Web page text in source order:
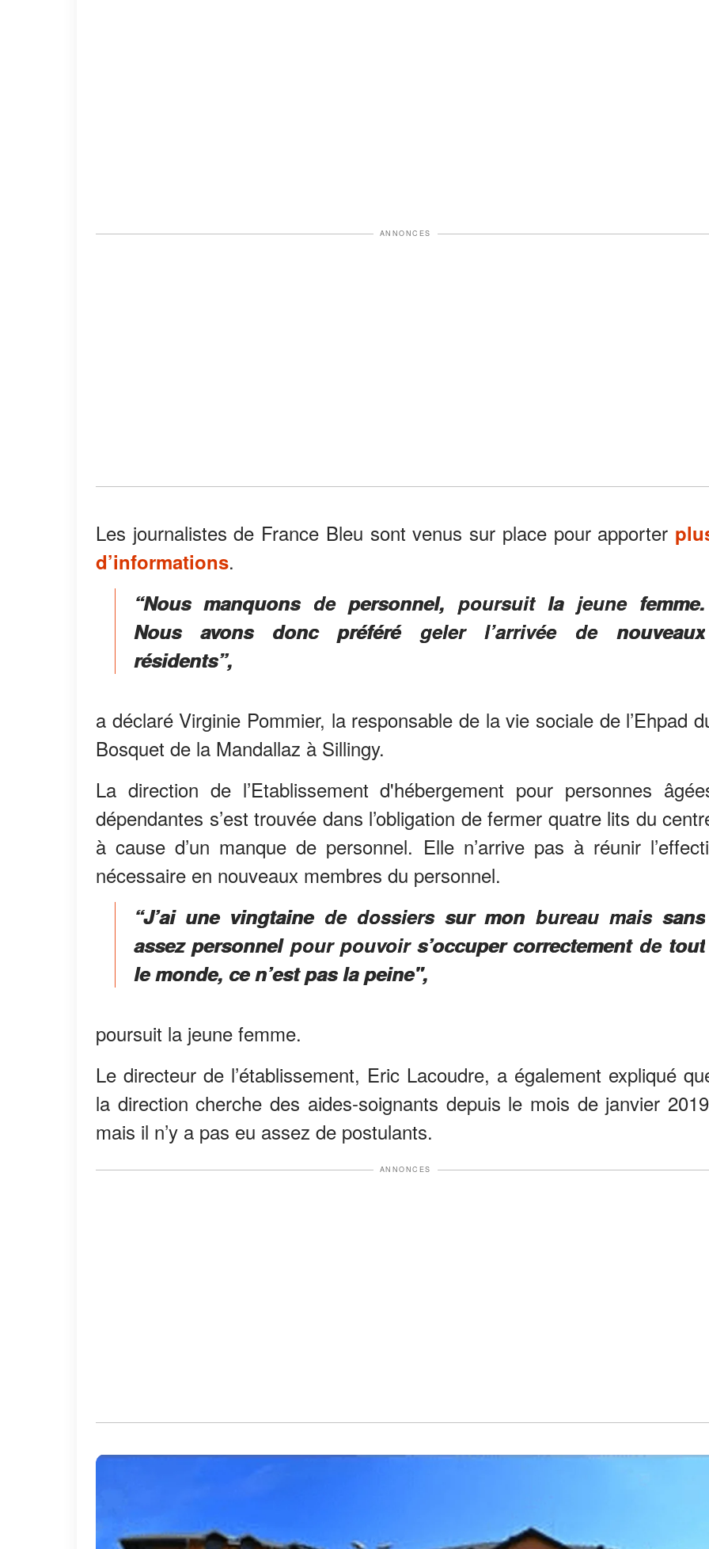
ANNONCES
Les journalistes de France Bleu sont venus sur place pour apporter
d’informations.
“Nous manquons de personnel, poursuit la jeune femme.
Nous avons donc préféré geler l’arrivée de nouveaux
résidents”,
a déclaré Virginie Pommier, la responsable de la vie sociale de l’Ehpad
Bosquet de la Mandallaz à Sillingy.
La direction de l’Etablissement d'hébergement pour personnes
dépendantes s’est trouvée dans l’obligation de fermer quatre lits du
à cause d’un manque de personnel. Elle n’arrive pas à réunir
nécessaire en nouveaux membres du personnel.
“J’ai une vingtaine de dossiers sur mon bureau mais sans
assez personnel pour pouvoir s’occuper correctement de tout
le monde, ce n’est pas la peine",
poursuit la jeune femme.
Le directeur de l’établissement, Eric Lacoudre, a également expliqué
la direction cherche des aides-soignants depuis le mois de janvier
mais il n’y a pas eu assez de postulants.
ANNONCES